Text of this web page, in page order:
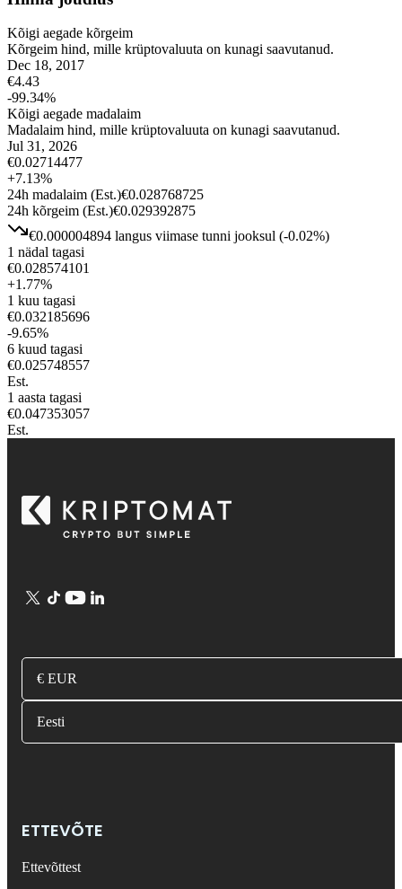
Kõigi aegade kõrgeim
Kõrgeim hind, mille krüptovaluuta on kunagi saavutanud.
Dec 18, 2017
€4.43
-99.34%
Kõigi aegade madalaim
Madalaim hind, mille krüptovaluuta on kunagi saavutanud.
Jul 31, 2026
€0.02714477
+7.13%
24h madalaim (Est.)€0.028768725
24h kõrgeim (Est.)€0.029392875
€0.000004894 langus viimase tunni jooksul (-0.02%)
1 nädal tagasi
€0.028574101
+1.77%
1 kuu tagasi
€0.032185696
-9.65%
6 kuud tagasi
€0.025748557
Est.
1 aasta tagasi
€0.047353057
Est.
€ EUR
Eesti
ETTEVÕTE
Ettevõttest